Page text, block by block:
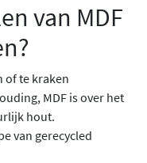
van MDF
of te kraken
MDF is over het
hout.
van gerecycled